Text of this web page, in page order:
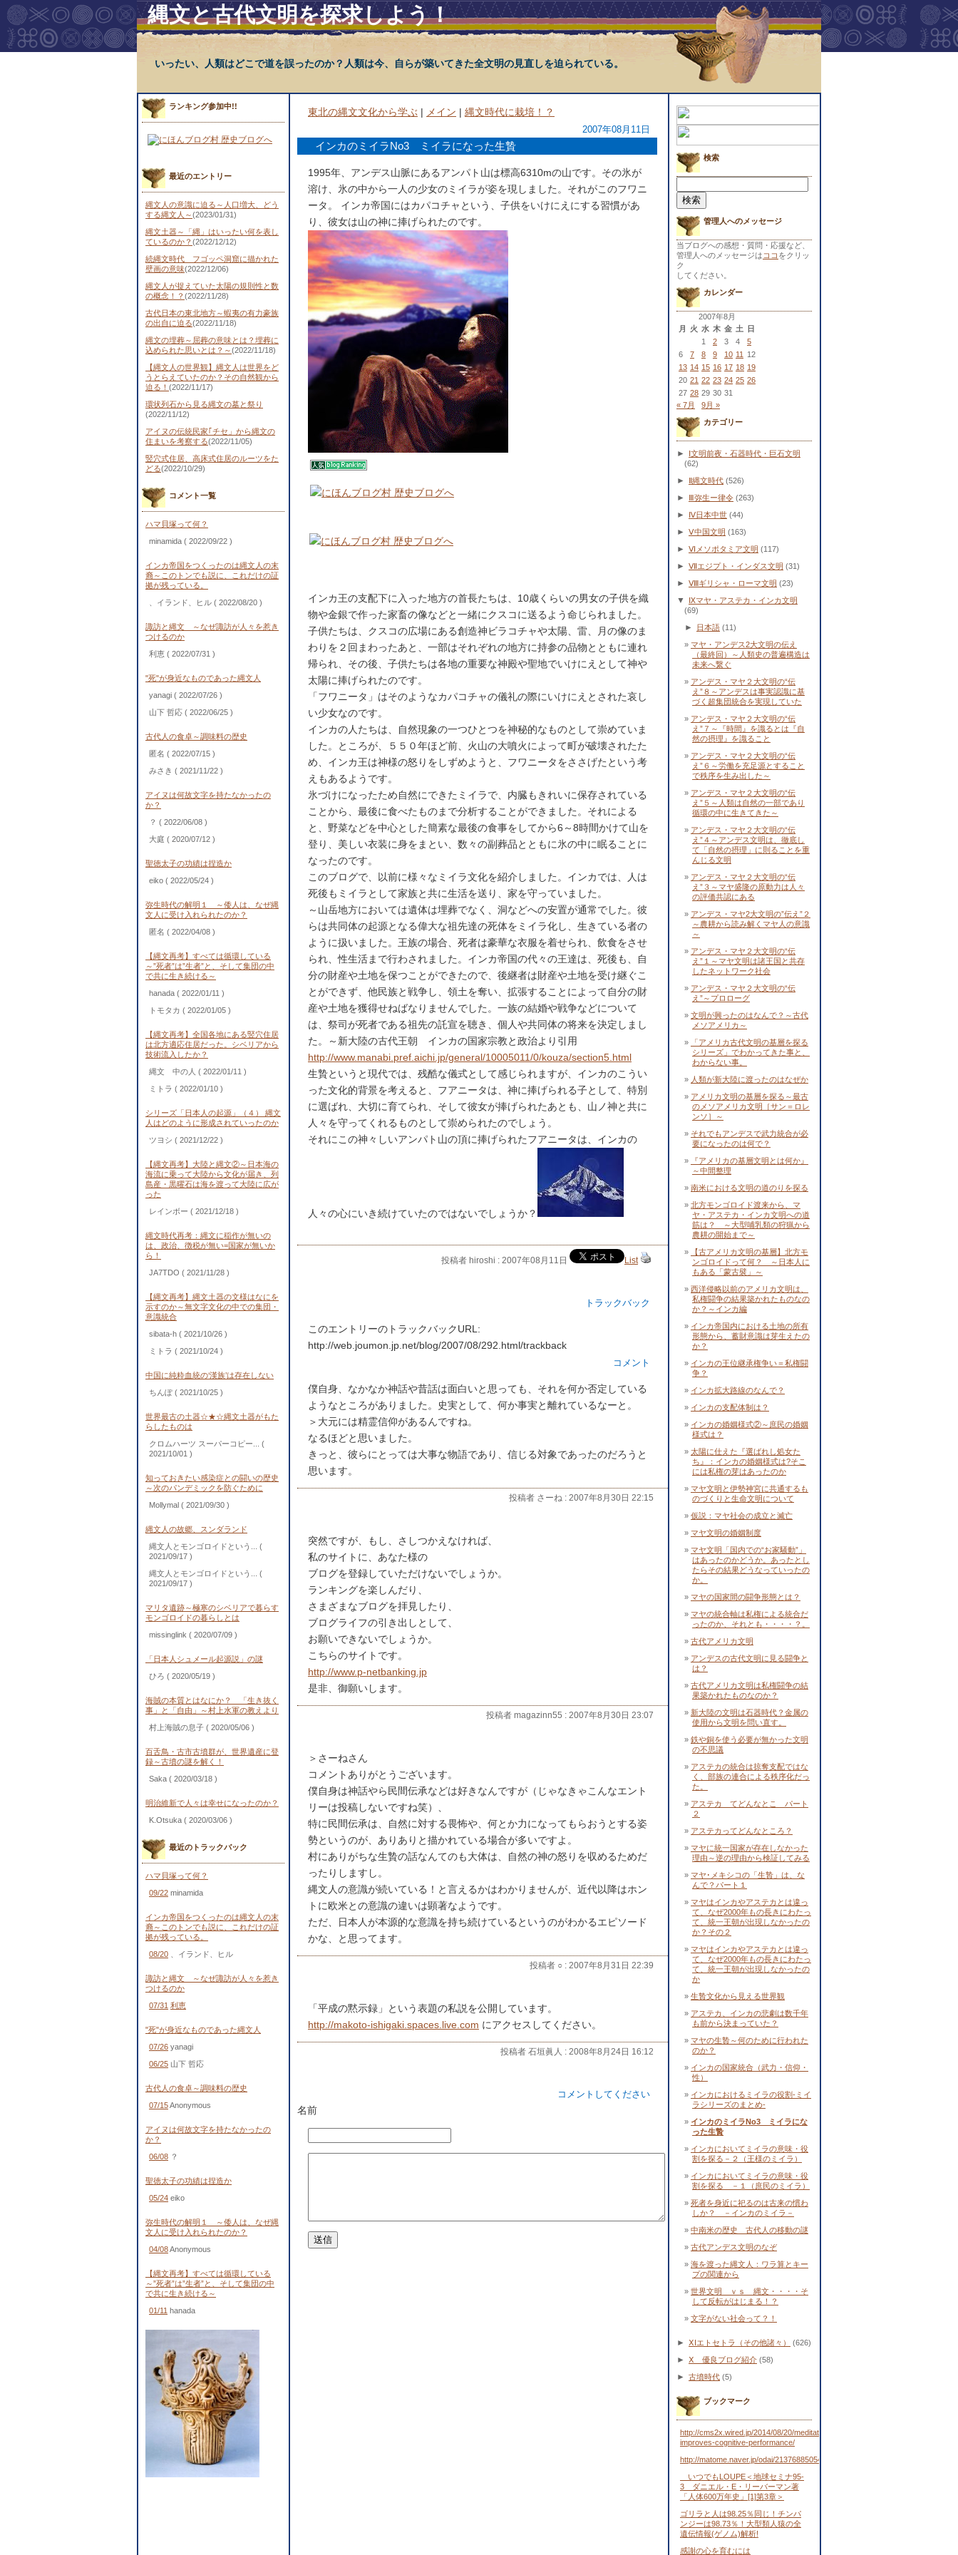
縄文と古代文明を探求しよう！
いったい、人類はどこで道を誤ったのか？人類は今、自らが築いてきた全文明の見直しを迫られている。
ランキング参加中!!
最近のエントリー
縄文人の意識に迫る～人口増大、どう
する縄文人～(2023/01/31)
縄文土器～「縄」はいったい何を表し
ているのか？ (2022/12/12)
続縄文時代 フゴッペ洞窟に描かれた
壁画の意味(2022/12/06)
縄文人が捉えていた太陽の規則性と数
の概念！？ (2022/11/28)
古代日本の東北地方～蝦夷の有力豪族
の出自に迫る(2022/11/18)
縄文の埋葬～屈葬の意味とは？埋葬に
込められた思いとは？～(2022/11/18)
【縄文人の世界観】縄文人は世界をど
うとらえていたのか？その自然観から
迫る！ (2022/11/17)
環状列石から見る縄文の墓と祭り
(2022/11/12)
アイヌの伝統民家｢チセ」から縄文の
住まいを考察する(2022/11/05)
竪穴式住居、高床式住居のルーツをた
どる(2022/10/29)
コメント一覧
ハマ貝塚って何？
minamida ( 2022/09/22 )
インカ帝国をつくったのは縄文人の末
裔～このトンでも説に、これだけの証
拠が残っている。
、イランド、ヒル ( 2022/08/20 )
諏訪と縄文 ～なぜ諏訪が人々を惹き
つけるのか
利恵 ( 2022/07/31 )
"死"が身近なものであった縄文人
yanagi ( 2022/07/26 )
山下 哲応 ( 2022/06/25 )
古代人の食卓～調味料の歴史
匿名 ( 2022/07/15 )
みさき ( 2021/11/22 )
アイヌは何故文字を持たなかったの
か？
？ ( 2022/06/08 )
大庭 ( 2020/07/12 )
聖徳太子の功績は捏造か
eiko ( 2022/05/24 )
弥生時代の解明１ ～倭人は、なぜ縄
文人に受け入れられたのか？
匿名 ( 2022/04/08 )
【縄文再考】すべては循環している
～”死者”は”生者”と、そして集団の中
で共に生き続ける～
hanada ( 2022/01/11 )
トモタカ ( 2022/01/05 )
【縄文再考】全国各地にある竪穴住居
は北方適応住居だった。シベリアから
技術流入したか？
縄文 中の人 ( 2022/01/11 )
ミトラ ( 2022/01/10 )
シリーズ「日本人の起源」（４） 縄文
人はどのように形成されていったのか
ツヨシ ( 2021/12/22 )
【縄文再考】大陸と縄文②～日本海の
海流に乗って大陸から文化が届き、列
島産・黒曜石は海を渡って大陸に広が
った
レインボー ( 2021/12/18 )
縄文時代再考：縄文に稲作が無いの
は、政治、徴税が無い=国家が無いか
ら！
JA7TDO ( 2021/11/28 )
【縄文再考】縄文土器の文様はなにを
示すのか～無文字文化の中での集団・
意識統合
sibata-h ( 2021/10/26 )
ミトラ ( 2021/10/24 )
中国に純粋血統の‘漢族’は存在しない
ちんぽ( 2021/10/25 )
世界最古の土器☆★☆縄文土器がもた
らしたものは
クロムハーツ スーパーコピー... (
2021/10/01 )
知っておきたい感染症との闘いの歴史
～次のパンデミックを防ぐために
Mollymal ( 2021/09/30 )
縄文人の故郷、スンダランド
縄文人とモンゴロイドという... (
2021/09/17 )
縄文人とモンゴロイドという... (
2021/09/17 )
マリタ遺跡～極寒のシベリアで暮らす
モンゴロイドの暮らしとは
missinglink ( 2020/07/09 )
「日本人シュメール起源説」の謎
ひろ ( 2020/05/19 )
海賊の本質とはなにか？ 「生き抜く
事」と「自由」～村上水軍の教えより
村上海賊の息子 ( 2020/05/06 )
百舌鳥・古市古墳群が、世界遺産に登
録～古墳の謎を解く！
Saka ( 2020/03/18 )
明治維新で人々は幸せになったのか？
K.Otsuka ( 2020/03/06 )
最近のトラックバック
ハマ貝塚って何？
09/22 minamida
インカ帝国をつくったのは縄文人の末
裔～このトンでも説に、これだけの証
拠が残っている。
08/20
、イランド、ヒル
諏訪と縄文 ～なぜ諏訪が人々を惹き
つけるのか
07/31 利恵
"死"が身近なものであった縄文人
07/26 yanagi
06/25 山下 哲応
古代人の食卓～調味料の歴史
07/15Anonymous
アイヌは何故文字を持たなかったの
か？
06/08 ？
聖徳太子の功績は捏造か
05/24 eiko
弥生時代の解明１ ～倭人は、なぜ縄
文人に受け入れられたのか？
04/08Anonymous
【縄文再考】すべては循環している
～”死者”は”生者”と、そして集団の中
で共に生き続ける～
01/11 hanada
東北の縄文文化から学ぶ | メイン | 縄文時代に栽培！？
2007年08月11日
インカのミイラNo3 ミイラになった生贄
1995年、アンデス山脈にあるアンパト山は標高6310mの山です。その氷が
溶け、氷の中から一人の少女のミイラが姿を現しました。それがこのフワニ
ータ。 インカ帝国にはカパコチャという、子供をいけにえにする習慣があ
り、彼女は山の神に捧げられたのです。
インカ王の支配下に入った地方の首長たちは、10歳くらいの男女の子供を織
物や金銀で作った家畜の像などと一緒にクスコに送るよう命じられました。
子供たちは、クスコの広場にある創造神ビラコチャや太陽、雷、月の像のま
わりを２回まわったあと、一部はそれぞれの地方に持参の品物とともに連れ
帰られ、その後、子供たちは各地の重要な神殿や聖地でいけにえとして神や
太陽に捧げられたのです。
「フワニータ」はそのようなカパコチャの儀礼の際にいけにえとされた哀し
い少女なのです。
インカの人たちは、自然現象の一つひとつを神秘的なものとして崇めていま
した。ところが、５５０年ほど前、火山の大噴火によって町が破壊されたた
め、インカ王は神様の怒りをしずめようと、フワニータをささげたという考
えもあるようです。
氷づけになったため自然にできたミイラで、内臓もきれいに保存されている
ことから、最後に食べたものまで分析することができました。それによる
と、野菜などを中心とした簡素な最後の食事をしてから6～8時間かけて山を
登り、美しい衣装に身をまとい、数々の副葬品とともに氷の中に眠ることに
なったのです。
このブログで、以前に様々なミイラ文化を紹介しました。インカでは、人は
死後もミイラとして家族と共に生活を送り、家を守っていました。
～山岳地方においては遺体は埋葬でなく、洞などへの安置が通常でした。彼
らは共同体の起源となる偉大な祖先達の死体をミイラ化し、生きている者の
ように扱いました。王族の場合、死者は豪華な衣服を着せられ、飲食をさせ
られ、性生活まで行わされました。インカ帝国の代々の王達は、死後も、自
分の財産や土地を保つことができたので、後継者は財産や土地を受け継ぐこ
とができず、他民族と戦争し、領土を奪い、拡張することによって自分の財
産や土地を獲得せねばなりませんでした。一族の結婚や戦争などについて
は、祭司が死者である祖先の託宣を聴き、個人や共同体の将来を決定しまし
た。～新大陸の古代王朝 インカの国家宗教と政治より引用
http://www.manabi.pref.aichi.jp/general/10005011/0/kouza/section5.html
生贄というと現代では、残酷な儀式として感じられますが、インカのこうい
った文化的背景を考えると、フアニータは、神に捧げられる子として、特別
に選ばれ、大切に育てられ、そして彼女が捧げられたあとも、山ノ神と共に
人々を守ってくれるものとして崇められたのでしょう。
それにこの神々しいアンパト山の頂に捧げられたフアニータは、インカの
人々の心にいき続けていたのではないでしょうか？
投稿者 hiroshi : 2007年08月11日 List
トラックバック
このエントリーのトラックバックURL:
http://web.joumon.jp.net/blog/2007/08/292.html/trackback
コメント
僕自身、なかなか神話や昔話は面白いと思っても、それを何か否定している
ようなところがありました。史実として、何か事実と離れているなーと。
＞大元には精霊信仰があるんですね。
なるほどと思いました。
きっと、彼らにとっては大事な物語であり、信じる対象であったのだろうと
思います。
投稿者 さーね : 2007年8月30日 22:15
突然ですが、もし、さしつかえなければ、
私のサイトに、あなた様の
ブログを登録していただけないでしょうか。
ランキングを楽しんだり、
さまざまなブログを拝見したり、
ブログライフの引き出しとして、
お願いできないでしょうか。
こちらのサイトです。
http://www.p-netbanking.jp
是非、御願いします。
投稿者 magazinn55 : 2007年8月30日 23:07
＞さーねさん
コメントありがとうございます。
僕自身は神話やら民間伝承などは好きなんですが（じゃなきゃこんなエント
リーは投稿しないですね笑）、
特に民間伝承は、自然に対する畏怖や、何とか力になってもらおうとする姿
勢というのが、ありありと描かれている場合が多いですよ。
村にありがちな生贄の話なんてのも大体は、自然の神の怒りを収めるためだ
ったりしますし。
縄文人の意識が続いている！と言えるかはわかりませんが、近代以降はホン
トに欧米との意識の違いは顕著なようです。
ただ、日本人が本源的な意識を持ち続けているというのがわかるエピソード
かな、と思ってます。
投稿者 ○ : 2007年8月31日 22:39
「平成の黙示録」という表題の私説を公開しています。
http://makoto-ishigaki.spaces.live.com にアクセスしてください。
投稿者 石垣眞人 : 2008年8月24日 16:12
コメントしてください
名前
検索
索:
管理人へのメッセージ
当ブログへの感想・質問・応援など、
管理人へのメッセージは ココ をクリッ
ク
してください。
カレンダー
2007年8月
月
火 水 木 金 土
日
1
2 3 4
5
6
7 8 9 10 11
12
13 14 15 16 17 18 19
20 21 22 23 24 25 26
27 28 29 30 31
« 7月
9月 »
カテゴリー
►
Ⅰ文明前夜・石器時代・巨石文明
(62)
► Ⅱ縄文時代 (526)
► Ⅲ弥生ー律令 (263)
► Ⅳ日本中世 (44)
► Ⅴ中国文明 (163)
► Ⅵメソポタミア文明 (117)
► Ⅶエジプト・インダス文明 (31)
► Ⅷギリシャ・ローマ文明 (23)
▼
Ⅸマヤ・アステカ・インカ文明
(69)
► 日本語 (11)
マヤ・アンデス2大文明の伝え
（最終回）～人類史の普遍構造は
未来へ繋ぐ
アンデス・マヤ２大文明の“伝
え”８～アンデスは事実認識に基
づく超集団統合を実現していた
アンデス・マヤ２大文明の“伝
え”７～『時間』を識るとは『自
然の摂理』を識ること
アンデス・マヤ２大文明の“伝
え”６～労働を充足源とすること
で秩序を生み出した～
アンデス・マヤ２大文明の“伝
え”５～人類は自然の一部であり
循環の中に生きてきた～
アンデス・マヤ２大文明の“伝
え”４～アンデス文明は、徹底し
て「自然の摂理」に則ることを重
んじる文明
アンデス・マヤ２大文明の“伝
え”３～マヤ盛隆の原動力は人々
の評価共認にある
アンデス・マヤ2大文明の”伝え”２
～農耕から読み解くマヤ人の意識
～
アンデス・マヤ２大文明の“伝
え”１～マヤ文明は諸王国と共存
したネットワーク社会
アンデス・マヤ２大文明の“伝
え”～プロローグ
文明が興ったのはなんで？～古代
メソアメリカ～
「アメリカ古代文明の基層を探る
シリーズ」でわかってきた事と、
わからない事。
人類が新大陸に渡ったのはなぜか
アメリカ文明の基層を探る～最古
のメソアメリカ文明［サン＝ロレ
ンソ］～
それでもアンデスで武力統合が必
要になったのは何で？
『アメリカの基層文明とは何か』
～中間整理
南米における文明の道のりを探る
北方モンゴロイド渡来から、マ
ヤ・アステカ・インカ文明への道
筋は？ ～大型哺乳類の狩猟から
農耕の開始まで～
【古アメリカ文明の基層】北方モ
ンゴロイドって何？ ～日本人に
もある「蒙古襞」～
西洋侵略以前のアメリカ文明は、
私権闘争の結果築かれたものなの
か？～インカ編
インカ帝国内における土地の所有
形態から、蓄財意識は芽生えたの
か？
インカの王位継承権争い＝私権闘
争？
インカ拡大路線のなんで？
インカの支配体制は？
インカの婚姻様式②～庶民の婚姻
様式は？
太陽に仕えた『選ばれし処女た
ち』：インカの婚姻様式は?そこ
には私権の芽はあったのか
マヤ文明と伊勢神宮に共通するも
のづくりと生命文明について
仮説：マヤ社会の成立と滅亡
マヤ文明の婚姻制度
マヤ文明「国内での“お家騒動”」
はあったのかどうか。あったとし
たらその結果どうなっていったの
か。
マヤの国家間の闘争形態とは？
マヤの統合軸は私権による統合だ
ったのか、それとも・・・・？。
古代アメリカ文明
アンデスの古代文明に見る闘争と
は？
古代アメリカ文明は私権闘争の結
果築かれたものなのか？
新大陸の文明は石器時代？金属の
使用から文明を問い直す。
鉄や銅を使う必要が無かった文明
の不思議
アステカの統合は掠奪支配ではな
く、部族の連合による秩序化だっ
た。
アステカ てどんなとこ パート
２
アステカってどんなところ？
マヤに統一国家が存在しなかった
理由～逆の理由から検証してみる
マヤ･メキシコの「生贄」は、な
んで？パート１
マヤはインカやアステカとは違っ
て、なぜ2000年もの長きにわたっ
て、統一王朝が出現しなかったの
か？その２
マヤはインカやアステカとは違っ
て、なぜ2000年もの長きにわたっ
て、統一王朝が出現しなかったの
か
生贄文化から見える世界観
アステカ、インカの悲劇は数千年
も前から決まっていた？
マヤの生贄～何のために行われた
のか？
インカの国家統合（武力・信仰・
性）
インカにおけるミイラの役割-ミイ
ラシリーズのまとめ-
インカのミイラNo3 ミイラにな
った生贄
インカにおいてミイラの意味・役
割を探る－２（王様のミイラ）
インカにおいてミイラの意味・役
割を探る －１（庶民のミイラ）
死者を身近に祀るのは古来の慣わ
しか？ －インカのミイラ－
中南米の歴史 古代人の移動の謎
古代アンデス文明のなぞ
海を渡った縄文人：ワラ算とキー
プの関連から
世界文明 ｖｓ 縄文・・・・そ
して反転がはじまる！？
文字がない社会って？！
► ⅩⅠエトセトラ（その他諸々） (626)
► Ⅹ 優良ブログ紹介 (58)
► 古墳時代 (5)
ブックマーク
http://cms2x.wired.jp/2014/08/20/meditation-
improves-cognitive-performance/
http://matome.naver.jp/odai/2137688505443481701
いつでもLOUPE＜地球セミナ95-
3 ダニエル・E・リーバーマン著
「人体600万年史」[1]第3章＞
ゴリラと人は98.25％同じ！チンパ
ンジーは98.73％！大型類人猿の全
遺伝情報(ゲノム)解析!
感謝の心を育むには